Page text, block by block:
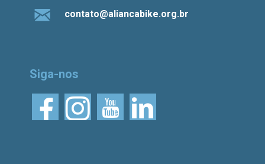
contato@aliancabike.org.br
Siga-nos